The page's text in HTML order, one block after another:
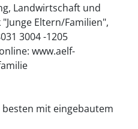
Landwirtschaft und
Eltern/Familien",
3004 -1205
www.aelf-
mit eingebautem